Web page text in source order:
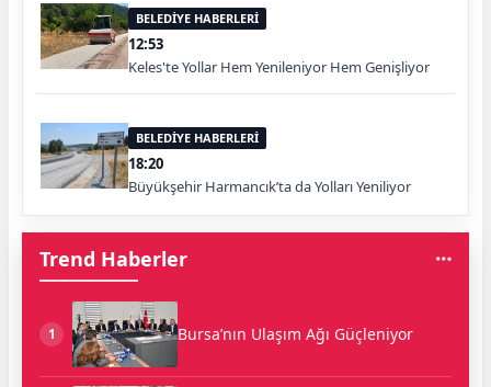
BELEDİYE HABERLERİ
12:53
Keles'te Yollar Hem Yenileniyor Hem Genişliyor
BELEDİYE HABERLERİ
18:20
Büyükşehir Harmancık’ta da Yolları Yeniliyor
Trend Haberler
1 Bursa’nın Ulaşım Ağı Güçleniyor